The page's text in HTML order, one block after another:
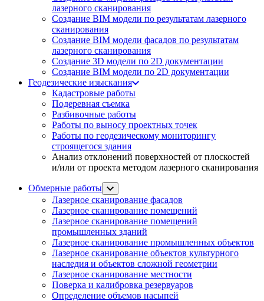
лазерного сканирования
Создание BIM модели по результатам лазерного
сканирования
Создание BIM модели фасадов по результатам
лазерного сканирования
Создание 3D модели по 2D документации
Создание BIM модели по 2D документации
Геодезические изыскания
Кадастровые работы
Подеревная съемка
Разбивочные работы
Работы по выносу проектных точек
Работы по геодезическому мониторингу
строящегося здания
Анализ отклонений поверхностей от плоскостей
и/или от проекта методом лазерного сканирования
Обмерные работы
Лазерное сканирование фасадов
Лазерное сканирование помещений
Лазерное сканирование помещений
промышленных зданий
Лазерное сканирование промышленных объектов
Лазерное сканирование объектов культурного
наследия и объектов сложной геометрии
Лазерное сканирование местности
Поверка и калибровка резервуаров
Определение объемов насы​​пей